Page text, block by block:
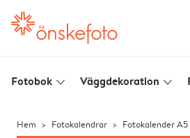
Fotobok slim_arrow_down Väggdekoration slim_arrow_down
Hem Fotokalendrar Fotokalender A5